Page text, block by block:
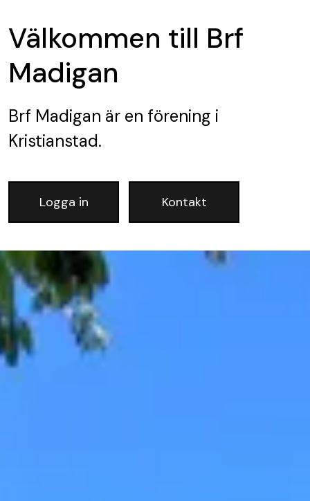
Välkommen till Brf
Madigan
Brf Madigan är en förening i
Kristianstad.
Logga in Kontakt